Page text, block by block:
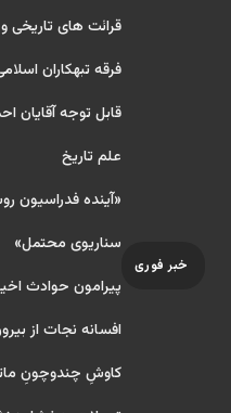
خبر فوری
قرائت های تاریخی
فرقه تبهکاران
قابل توجه آقایان
علم تاریخ
«آینده فدراسیون
سناریوی محتمل»
پیرامون حوادث
افسانه نجات از
کاوشِ چندو‌چونِ